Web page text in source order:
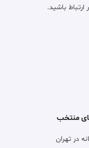
باشید.
منتخب
در تهران